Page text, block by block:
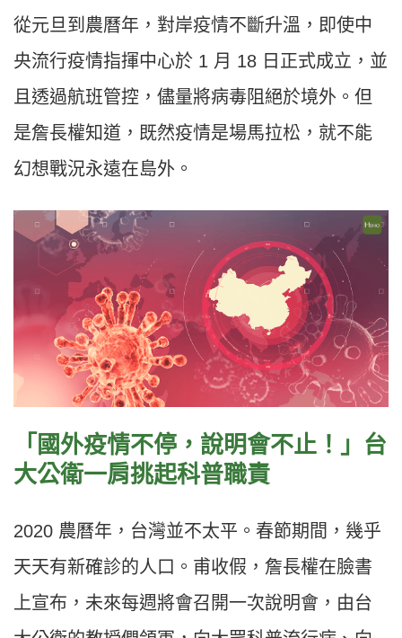
從元旦到農曆年，對岸疫情不斷升溫，即使中
央流行疫情指揮中心於 1 月 18 日正式成立，並
且透過航班管控，儘量將病毒阻絕於境外。但
是詹長權知道，既然疫情是場馬拉松，就不能
幻想戰況永遠在島外。
「國外疫情不停，說明會不止！」台
大公衛一肩挑起科普職責
2020 農曆年，台灣並不太平。春節期間，幾乎
天天有新確診的人口。甫收假，詹長權在臉書
上宣布，未來每週將會召開一次說明會，由台